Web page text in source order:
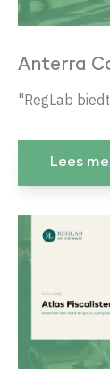
Anterra
"RegLab
Lees